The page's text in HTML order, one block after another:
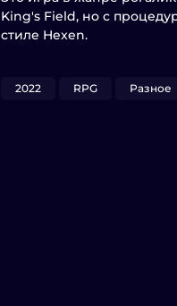
King's Field, но с
стиле Hexen.
2022 RPG Разное